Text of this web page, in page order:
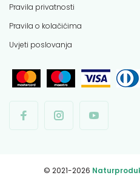
Pravila privatnosti
Pravila o kolačićima
Uvjeti poslovanja
© 2021-2026